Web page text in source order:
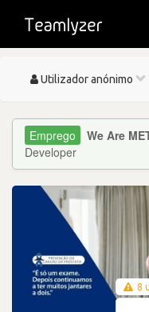
Toggle
Utilizador anónimo
We Are
Developer
8